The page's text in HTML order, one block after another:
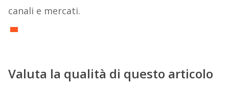
canali e mercati.
Valuta la qualità di questo articolo